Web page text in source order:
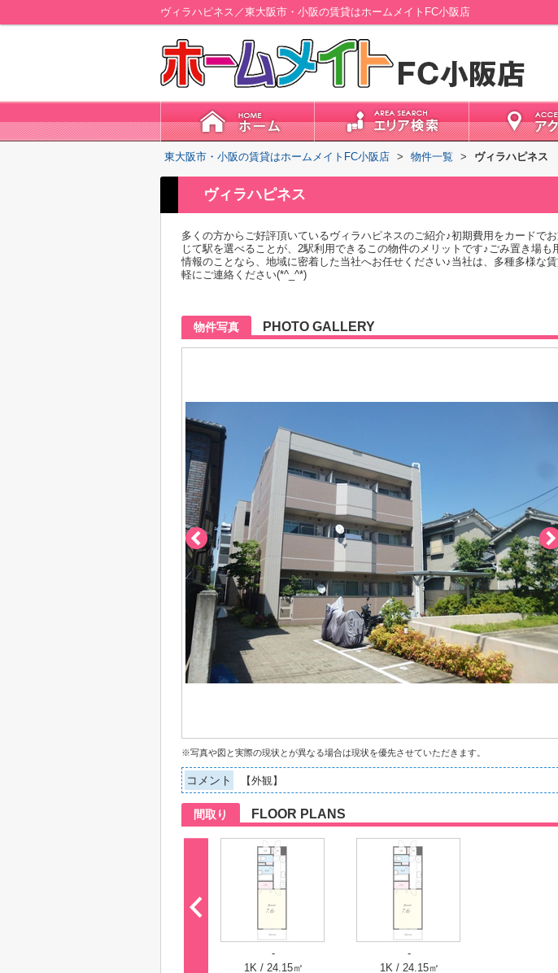
ヴィラハピネス／東大阪市・小阪の賃貸はホームメイトFC小阪店
東大阪市・小阪の賃貸はホームメイトFC小阪店 > 物件一覧 > ヴィラハピネス
ヴィラハピネス
多くの方からご好評頂いているヴィラハピネスのご紹介♪初期費用をカードで
じて駅を選べることが、2駅利用できるこの物件のメリットです♪ごみ置き場
情報のことなら、地域に密着した当社へお任せください♪当社は、多種多様な
軽にご連絡ください(*^_^*)
物件写真 PHOTO GALLERY
※写真や図と実際の現状とが異なる場合は現状を優先させていただきます。
コメント 【外観】
間取り FLOOR PLANS
-
1K / 24.15㎡
-
1K / 24.15㎡